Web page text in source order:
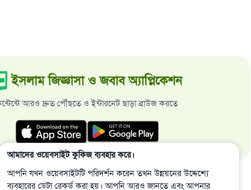
ইসলাম জিজ্ঞাসা ও জবাব অ্যাপ্লিকেশন
আরও দ্রুত পৌঁছতে ও ইন্টারনেট ছাড়া ব্রাউজ করতে
আমাদের ওয়েবসাইট কুকিজ ব্যবহার করে।
আপনি যখন ওয়েবসাইটটি পরিদর্শন করেন তখন উন্নয়নের উদ্দেশ্যে
ব্যবহারের ডেটা রেকর্ড করা হয়। আপনি আরও জানতে এবং আপনার